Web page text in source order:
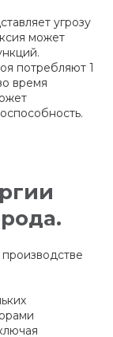
угрозу
может
потребляют 1
время